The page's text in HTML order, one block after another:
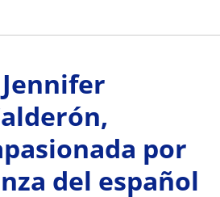
por
del español